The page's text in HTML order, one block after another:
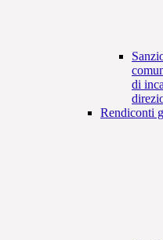
di
Rendiconti